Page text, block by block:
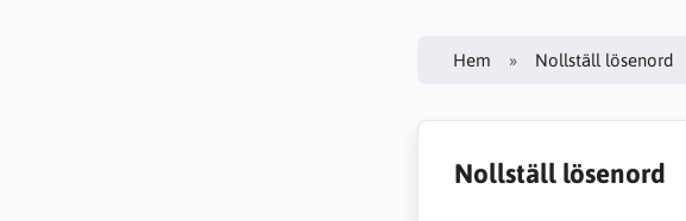
Hem Nollställ lösenord
Nollställ lösenord